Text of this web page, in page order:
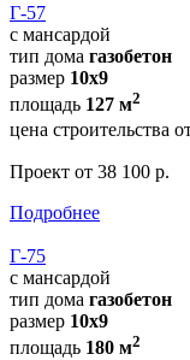
Г-57
с мансардой
тип дома газобетон
размер 10х9
площадь 127 м2
цена строительства
Проект от 38 100 р.
Подробнее
Г-75
с мансардой
тип дома газобетон
размер 10х9
площадь 180 м2